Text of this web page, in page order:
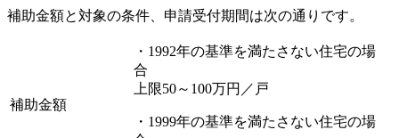
補助金額と対象の条件、申請受付期間は次の通りです。
補助金額
・1992年の基準を満たさない住宅の場
合
上限50～100万円／戸
・1999年の基準を満たさない住宅の場